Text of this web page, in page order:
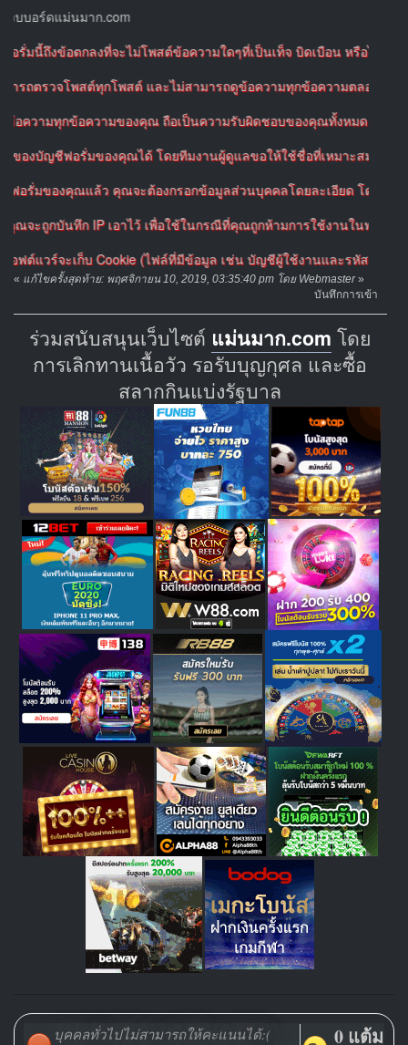
ร์ดแม่นมาก.com
ถึงข้อตกลงที่จะไม่โพสต์ข้อความใดๆที่เป็นเท็จ บิดเบือน หรือไม่เหมา
รวจโพสต์ทุกโพสต์ และไม่สามารถดูข้อความทุกข้อความตลอดเวลาไ
ามทุกข้อความของคุณ ถือเป็นความรับผิดชอบของคุณทั้งหมด โดยคุณยิน
บัญชีฟอรั่มของคุณได้ โดยทีมงานผู้ดูแลขอให้ใช้ชื่อที่เหมาะสม สำหรั
ของคุณแล้ว คุณจะต้องกรอกข้อมูลส่วนบุคคลโดยละเอียด โดยข้อมูลที่ก
ถูกบันทึก IP เอาไว้ เพื่อใช้ในกรณีที่คุณถูกห้ามการใช้งานในฟอรั่มหรื
วร์จะเก็บ Cookie (ไฟล์ที่มีข้อมูล เช่น บัญชีผู้ใช้งานและรหัสผ่านของคุ
« แก้ไขครั้งสุดท้าย: พฤศจิกายน 10, 2019, 03:35:40 pm โดย Webmaster»
บันทึกการเข้า
ร่วมสนับสนุนเว็บไซต์ แม่นมาก.com โดย
การเลิกทานเนื้อวัว รอรับบุญกุศล และซื้อ
สลากกินแบ่งรัฐบาล
บุคคลทั่วไปไม่สามารถให้คะแนนได้:( 0 แต้ม